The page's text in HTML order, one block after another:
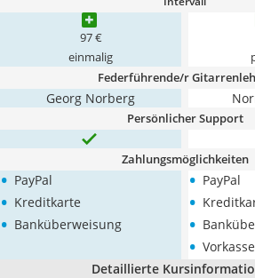
97 €
einmalig
Federführende/r
Georg Norberg
Persönlicher Support
Zahlungsmöglichkeiten
• PayPal
• Kreditkarte
• Banküberweisung
• PayPal
•
•
•
Detaillierte